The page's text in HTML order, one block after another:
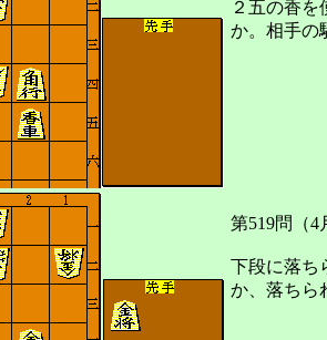
２五の香を
か。相手の
第519問（4
下段に落ち
か、落ちら